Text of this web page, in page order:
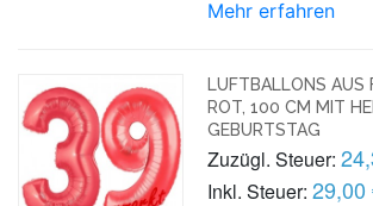
Mehr erfahren
LUFTBALLONS AUS
ROT, 100 CM MIT
GEBURTSTAG
Zuzügl. Steuer:
Inkl. Steuer: 29,00